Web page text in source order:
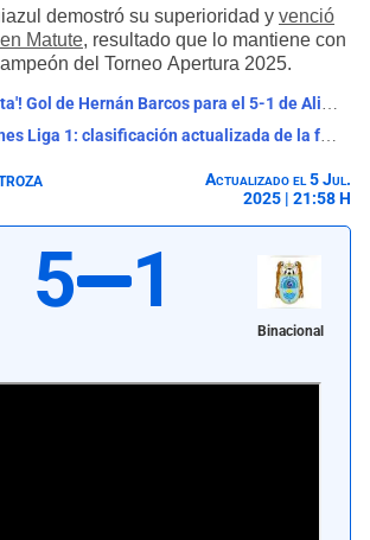
demostró su superioridad y venció
Matute, resultado que lo mantiene con
del Torneo Apertura 2025.
¡Apareció el 'Pirata'! Gol de Hernán Barcos para el 5-1 de Alianza Lima ante Binacional - VIDEO
Tabla de posiciones Liga 1: clasificación actualizada de la fecha 18 del Torneo Apertura
Actualizado el 5 Jul.
2025 | 21:58 H
5 1
Binacional